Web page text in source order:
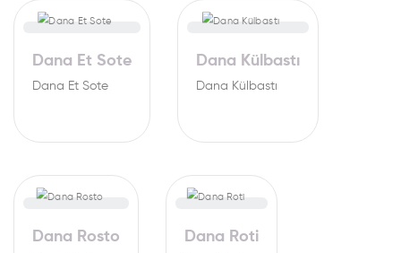
Dana Et Sote
Dana Et Sote
Dana Külbastı
Dana Külbastı
Dana Rosto Dana Roti